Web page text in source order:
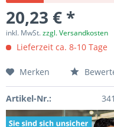
20,23 € *
inkl. MwSt.zzgl. Versandkosten
Lieferzeit ca. 8-10 Tage
Merken
Artikel-Nr.: